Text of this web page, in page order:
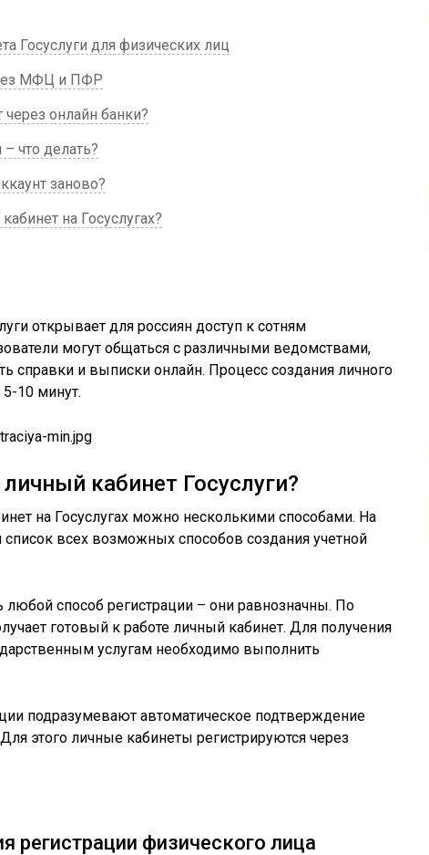
Госуслуги для физических лиц
МФЦ и ПФР
онлайн банки?
что делать?
заново?
на Госуслугах?
открывает для россиян доступ к сотням
могут общаться с различными ведомствами,
справки и выписки онлайн. Процесс создания личного
10 минут.
кабинет Госуслуги?
на Госуслугах можно несколькими способами. На
список всех возможных способов создания учетной
способ регистрации – они равнозначны. По
готовый к работе личный кабинет. Для получения
услугам необходимо выполнить
подразумевают автоматическое подтверждение
этого личные кабинеты регистрируются через
регистрации физического лица